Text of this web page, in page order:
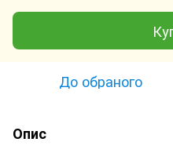
До обраного
Опис